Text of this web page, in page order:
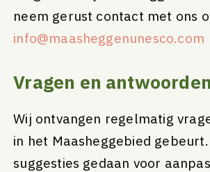
neem gerust contact met ons
info@maasheggenunesco.com
Vragen en antwoorden
Wij ontvangen regelmatig
in het Maasheggebied
suggesties gedaan voor